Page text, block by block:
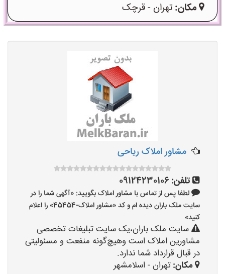
مکان:تهران - قرچک
مشاور املاک ریاحی
تلفن: 09124230106
لطفا پس از تماس با مشاور املاک بگویید: «آگهی شما را در
سایت ملک باران دیده ام و کد «مشاور املاک-45454» را اعلام
کنید»
سایت ملک باران،یک سایت تبلیغات تخصصی
مشاورین املاک است وهیچ‌گونه منفعت و مسئولیتی
در قبال قرارداد شما ندارد.
مکان:تهران - اسلامشهر